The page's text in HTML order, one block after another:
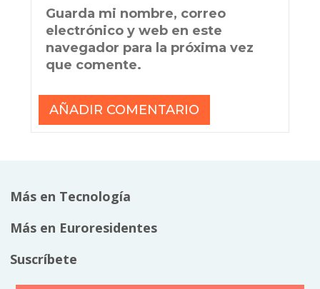
Guarda mi nombre, correo
electrónico y web en este
navegador para la próxima vez
que comente.
Más en Tecnología
Más en Euroresidentes
Suscríbete